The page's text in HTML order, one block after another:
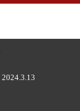
2024. 3 13